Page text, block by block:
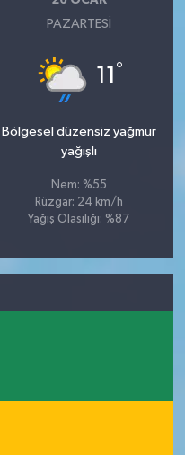
PAZARTESI
11 °
Bölgesel düzensiz yağmur
yağışlı
Nem: %55
Rüzgar: 24 km/h
Yağış Olasılığı: %87